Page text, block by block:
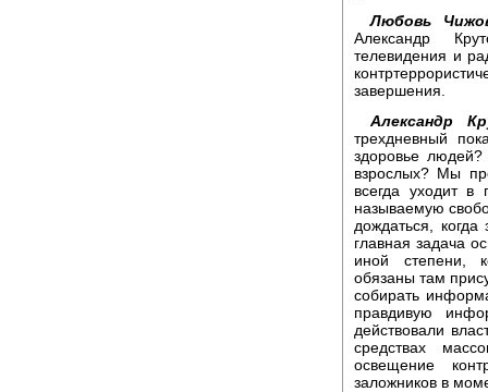
Любовь
Александр
телевидения и
завершения.
Александр
трехдневный
здоровье
взрослых? Мы
всегда уходит
называемую
дождаться, когда
главная задача
иной степени,
обязаны там
собирать
правдивую
действовали
средствах
освещение
заложников в